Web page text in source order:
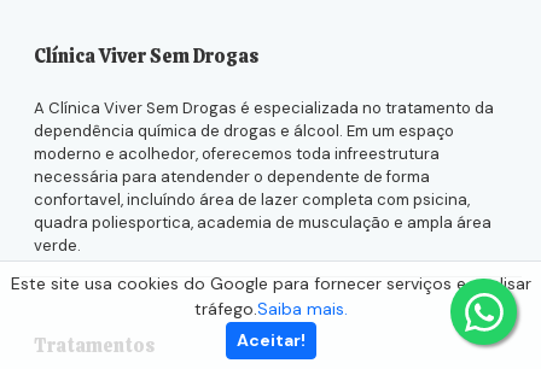
Clínica Viver Sem Drogas
A Clínica Viver Sem Drogas é especializada no tratamento da
dependência química de drogas e álcool. Em um espaço
moderno e acolhedor, oferecemos toda infreestrutura
necessária para atendender o dependente de forma
confortavel, incluíndo área de lazer completa com psicina,
quadra poliesportica, academia de musculação e ampla área
verde.
Tratamentos
Este site usa cookies do Google para fornecer serviços e analisar
tráfego.Saiba mais.
Aceitar!